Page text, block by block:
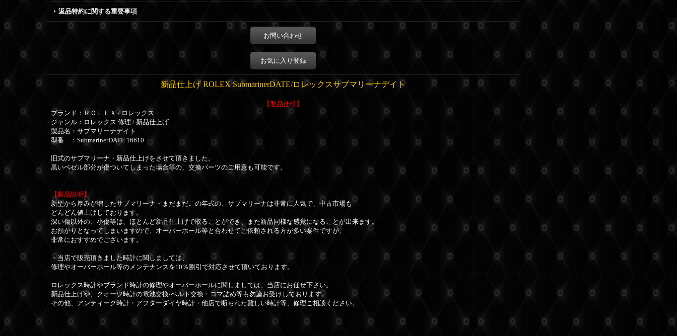
返品特約に関する重要事項
お問い合わせ
お気に入り登録
新品仕上げ ROLEX SubmarinerDATE/ロレックスサブマリーナデイト
【製品仕様】
ブランド：ＲＯＬＥＸ / ロレックス
ジャンル：ロレックス 修理 / 新品仕上げ
製品名：サブマリーナデイト
型番 ：SubmarinerDATE 16610
旧式のサブマリーナ・新品仕上げをさせて頂きました。
黒いベゼル部分が傷ついてしまった場合等の、交換パーツのご用意も可能です。
【製品説明】
新型から厚みが増したサブマリーナ・まだまだこの年式の、サブマリーナは非常に人気で、中古市場も
どんどん値上げしております。
深い傷以外の、小傷等は、ほとんど新品仕上げで取ることができ、また新品同様な感覚になることが出来ます。
お預かりとなってしまいますので、オーバーホール等と合わせてご依頼される方が多い案件ですが、
非常におすすめでございます。
・当店で販売頂きました時計に関しましては、
修理やオーバーホール等のメンテナンスを10％割引で対応させて頂いております。
ロレックス時計やブランド時計の修理やオーバーホールに関しましては、当店にお任せ下さい。
新品仕上げや、クオーツ時計の電池交換/ベルト交換・コマ詰め等も勿論お受けしております。
その他、アンティーク時計・アフターダイヤ時計・他店で断られた難しい時計等、修理ご相談ください。